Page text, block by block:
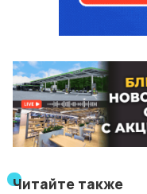
Читайте также